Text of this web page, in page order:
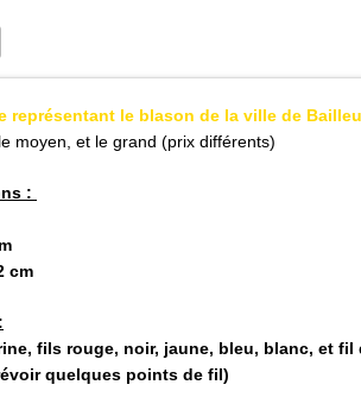
représentant le blason de la ville de
moyen, et le grand (prix différents)
:
cm
fils rouge, noir, jaune, bleu, blanc, et fil
quelques points de fil)